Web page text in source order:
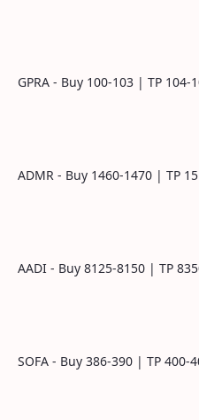
GPRA - Buy 100-103 | TP 104-
ADMR - Buy 1460-1470 | TP
AADI - Buy 8125-8150 | TP
SOFA - Buy 386-390 | TP 400-